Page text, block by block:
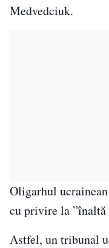
Medvedciuk.
Oligarhul
cu privire la ”înaltă
Astfel, un tribunal